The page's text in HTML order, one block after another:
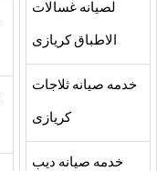
لصيانه غسالات
الاطباق كريازى
خدمه صيانه ثلاجات
كريازى
خدمه صيانه ديب